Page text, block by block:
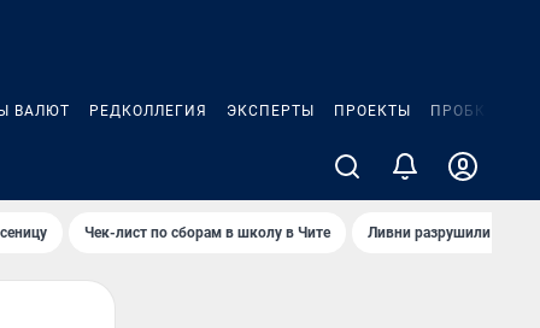
ВАЛЮТ РЕДКОЛЛЕГИЯ ЭКСПЕРТЫ ПРОЕКТЫ ПРОБКИ
Чек-лист по сборам в школу в Чите Ливни разрушили